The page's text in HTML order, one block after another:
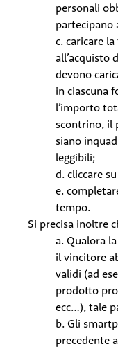
personali
partecipano
c. caricare
all’acquisto
devono
in ciascuna
l’importo
scontrino, il
siano
leggibili;
d. cliccare
e.
tempo.
Si precisa inoltre
a. Qualora
il vincitore
validi (ad
prodotto
ecc…), tale
b. Gli
precedente